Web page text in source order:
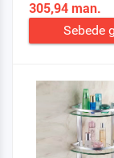
305,94 man.
Sebede